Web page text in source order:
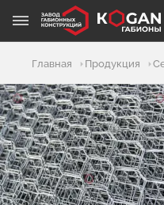
Главная Продукция